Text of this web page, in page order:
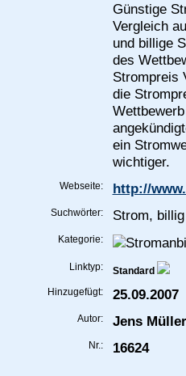
Günstige
Vergleich
und billige
des
Strompreis
die
ein
wichtiger.
Webseite: http://
Suchwörter: Strom,
Kategorie:
Linktyp:
Standard
Hinzugefügt:
25.09.2007
Autor: Jens Müller
Nr.: 16624